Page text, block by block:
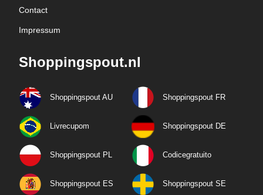
Contact
Impressum
Shoppingspout.nl
Shoppingspout AU Shoppingspout FR
Livrecupom Shoppingspout DE
Shoppingspout PL Codicegratuito
Shoppingspout ES Shoppingspout SE